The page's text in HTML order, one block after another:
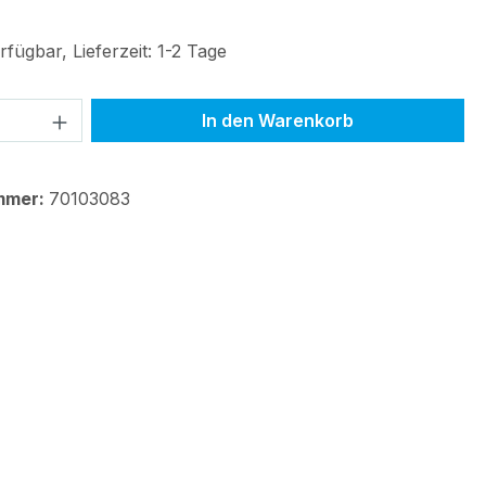
Lieferzeit: 1-2 Tage
Anzahl: Gib den gewünschten Wert
In den Warenkorb
70103083